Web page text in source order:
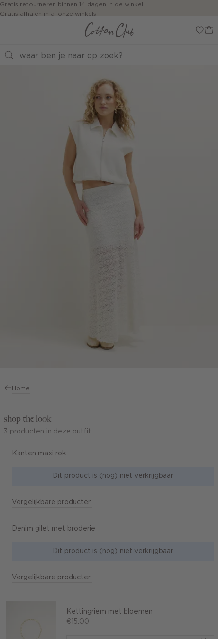
Navigeer
direct naar
hoofdinhoud
zoekbalk
Gratis retourneren binnen 14 dagen in de winkel
Gratis afhalen in al onze winkels
Jouw bestelling wordt binnen 1 tot 5 dagen bezorgd
Betaal zoals jij wilt: o.a. iDEAL | Wero, Riverty, Apple pay & creditcard
Home
shop the look
3 producten in deze outfit
Kanten maxi rok
Dit product is (nog) niet verkrijgbaar
Vergelijkbare producten
Denim gilet met broderie
Dit product is (nog) niet verkrijgbaar
Vergelijkbare producten
Kettingriem met bloemen
€15.00